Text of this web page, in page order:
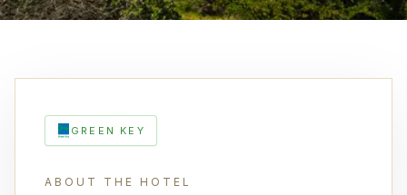
GREEN KEY
ABOUT THE HOTEL